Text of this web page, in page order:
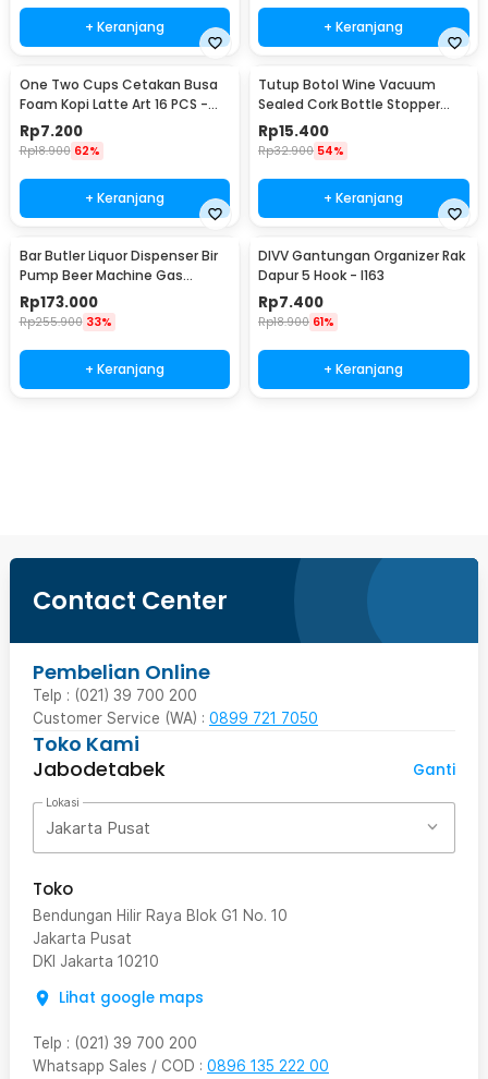
+ Keranjang + Keranjang
One Two Cups Cetakan Busa
Foam Kopi Latte Art 16 PCS -
JJYE01
Rp7.200
Rp18.900 62%
+ Keranjang
Tutup Botol Wine Vacuum
Sealed Cork Bottle Stopper
Stainless Steel - G94529
Rp15.400
Rp32.900 54%
+ Keranjang
Bar Butler Liquor Dispenser Bir
Pump Beer Machine Gas
Station 900ml - P-36
Rp173.000
Rp255.900 33%
+ Keranjang
DIVV Gantungan Organizer Rak
Dapur 5 Hook - I163
Rp7.400
Rp18.900 61%
+ Keranjang
Contact Center
Pembelian Online
Telp : (021) 39 700 200
Customer Service (WA) : 0899 721 7050
Toko Kami
Jabodetabek
Ganti
Lokasi
Jakarta Pusat
Toko
Bendungan Hilir Raya Blok G1 No. 10
Jakarta Pusat
DKI Jakarta 10210
Lihat google maps
Telp : (021) 39 700 200
Whatsapp Sales / COD : 0896 135 222 00